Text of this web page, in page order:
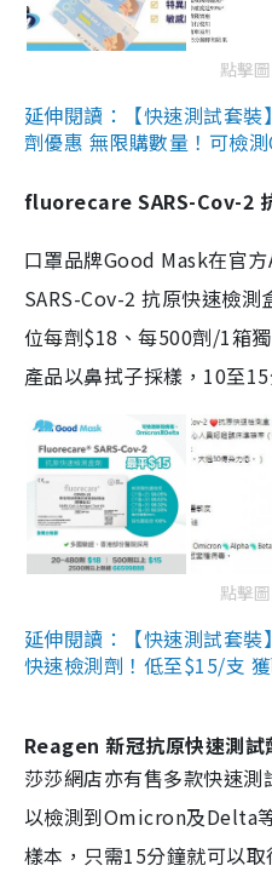
點擊
延伸閱讀：【快速測試套
劑優惠 無限購數量！可檢
fluorecare SARS-Cov-2
口罩品牌Good Mask在官
SARS-Cov-2 抗原快速檢
位每劑$18、每500劑/1箱
產品以鼻拭子採樣，10至
點擊
延伸閱讀：【快速測試套
快速檢測劑！低至$15/支
Reagen 新冠抗原快速測試
莎莎網店亦有售多款快速
以檢測到Omicron及Delta
樣本，只需15分鐘就可以